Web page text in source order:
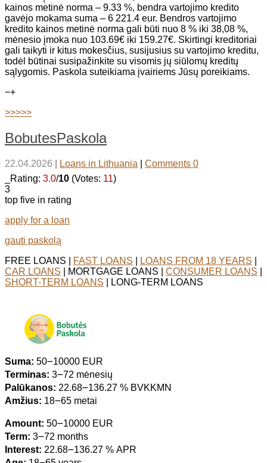
kainos metinė norma – 9.33 %, bendra vartojimo kredito
gavėjo mokama suma – 6 221.4 eur. Bendros vartojimo
kredito kainos metinė norma gali būti nuo 8 % iki 38,08 %,
mėnesio įmoka nuo 103.69€ iki 159.27€. Skirtingi kreditoriai
gali taikyti ir kitus mokesčius, susijusius su vartojimo kreditu,
todėl būtinai susipažinkite su visomis jų siūlomų kreditų
sąlygomis. Paskola suteikiama įvairiems Jūsų poreikiams.
−+
>>>>>
BobutesPaskola
22.04.2026 Loans in Lithuania
Comments 0
_Rating: 3.0/10 (Votes: 11)
3
top five in rating
apply for a loan
gauti paskolą
FREE LOANS |
FAST LOANS LOANS FROM 18 YEARS
CAR LOANS | MORTGAGE LOANS | CONSUMER LOANS
SHORT-TERM LOANS | LONG-TERM LOANS
Suma: 50౼10000 EUR
Terminas: 3౼72 mėnesių
Palūkanos: 22.68౼136.27 % BVKKMN
Amžius: 18౼65 metai
Amount: 50౼10000 EUR
Term: 3౼72 months
Interest: 22.68౼136.27 % APR